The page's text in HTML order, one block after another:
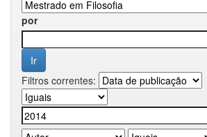
por
Filtros correntes: